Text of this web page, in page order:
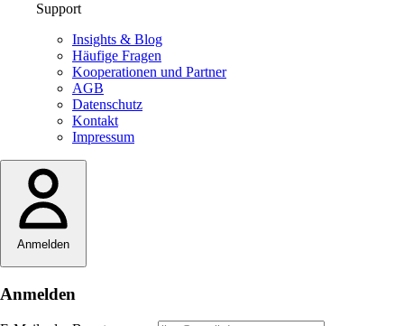
Support
Insights & Blog
Häufige Fragen
Kooperationen und Partner
AGB
Datenschutz
Kontakt
Impressum
Anmelden
Anmelden